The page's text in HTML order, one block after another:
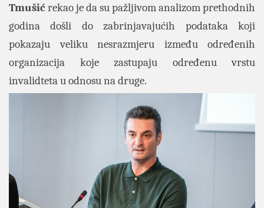
Tmušićrekao je da su pažljivom analizom prethodnih
godina došli do zabrinjavajućih podataka koji
pokazaju veliku nesrazmjeru između određenih
organizacija koje zastupaju određenu vrstu
invalidteta u odnosu na druge.